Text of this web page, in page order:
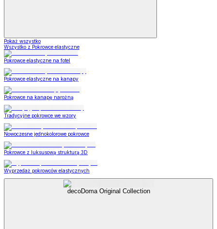
Pokaż wszystko
Wszystko z Pokrowce elastyczne
Pokrowce elastyczne na fotel
Pokrowce elastyczne na kanapy
Pokrowce na kanapę narożną
Tradycyjne pokrowce we wzory
Nowoczesne jednokolorowe pokrowce
Pokrowce z luksusową strukturą 3D
Wyprzedaż pokrowców elastycznych
decoDoma Original Collection